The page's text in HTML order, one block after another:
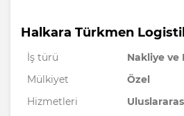
Halkara Türkmen
İş türü
Nakliye
Mülkiyet
Özel
Hizmetleri